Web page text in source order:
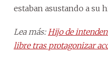
estaban asustando a su
Lea más: Hijo de
libre tras protagonizar